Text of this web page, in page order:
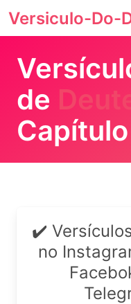
Versiculo-Do-
de
✔️
no